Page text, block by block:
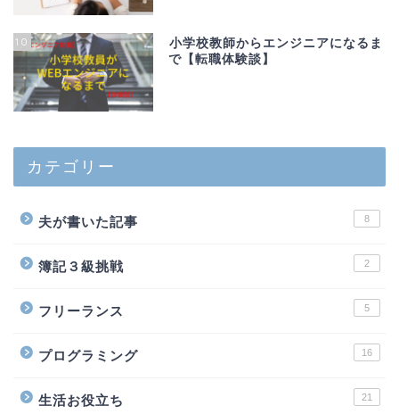
10
小学校教師からエンジニアになるま
で【転職体験談】
カテゴリー
夫が書いた記事 8
簿記３級挑戦 2
フリーランス 5
プログラミング 16
生活お役立ち 21